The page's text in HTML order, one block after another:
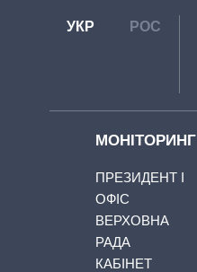
УКР РОС
МОНІТОРИНГ
ПРЕЗИДЕНТ І
ОФІС
ВЕРХОВНА
РАДА
КАБІНЕТ